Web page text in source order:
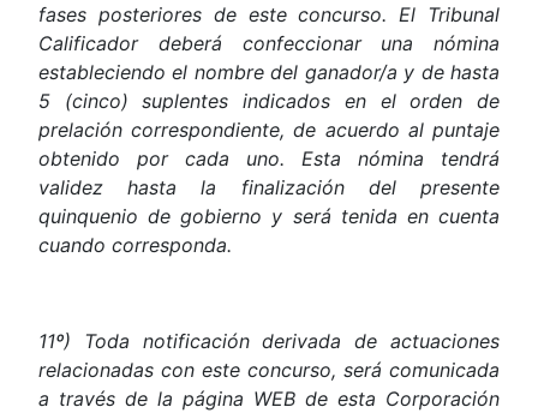
fases posteriores de este concurso. El Tribunal
Calificador deberá confeccionar una nómina
estableciendo el nombre del ganador/a y de hasta
5 (cinco) suplentes indicados en el orden de
prelación correspondiente, de acuerdo al puntaje
obtenido por cada uno. Esta nómina tendrá
validez hasta la finalización del presente
quinquenio de gobierno y será tenida en cuenta
cuando corresponda.
11º) Toda notificación derivada de actuaciones
relacionadas con este concurso, será comunicada
a través de la página WEB de esta Corporación